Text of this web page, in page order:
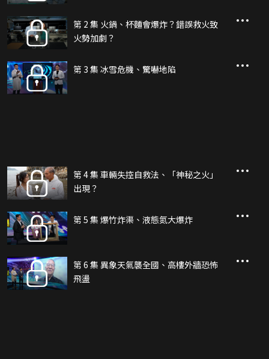
第 2 集 火鍋、杯麵會爆炸？錯誤救火致
火勢加劇？
第 3 集 冰雪危機、驚嚇地陷
第 4 集 車輛失控自救法、「神秘之火」
出現？
第 5 集 爆竹炸渠、液態氮大爆炸
第 6 集 異象天氣襲全國、高樓外牆恐怖
飛盪